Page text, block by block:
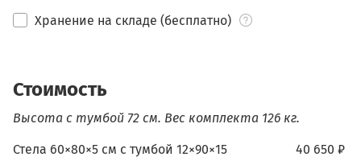
Хранение на складе (бесплатно)
Стоимость
Высота с тумбой 72 см. Вес комплекта 126 кг.
40 650 ₽
Стела 60×80×5 см c тумбой 12×90×15